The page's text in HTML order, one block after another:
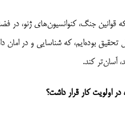
قوانین جنگ، کنوانسیون‌­های ژنو، در
بوده­‌ایم، که شناسایی و در امان
آسان‌تر کند.
در اولویت کارقرار داشت؟